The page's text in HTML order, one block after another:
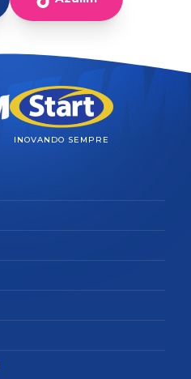
INOVANDO SEMPRE